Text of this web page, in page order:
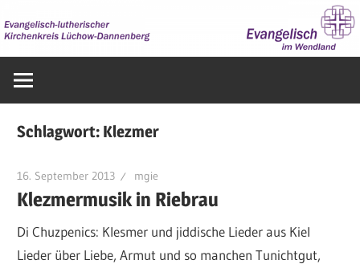
Inhalt
springen
im
Schlagwort: Klezmer
16. September 2013 mgie
Klezmermusik in Riebrau
Di Chuzpenics: Klesmer und jiddische Lieder aus Kiel
Lieder über Liebe, Armut und so manchen Tunichtgut,